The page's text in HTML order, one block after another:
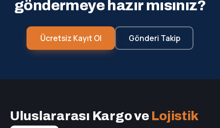
göndermeye hazır mısınız?
Ücretsiz Kayıt Ol Gönderi Takip
Uluslararası Kargo ve Lojistik